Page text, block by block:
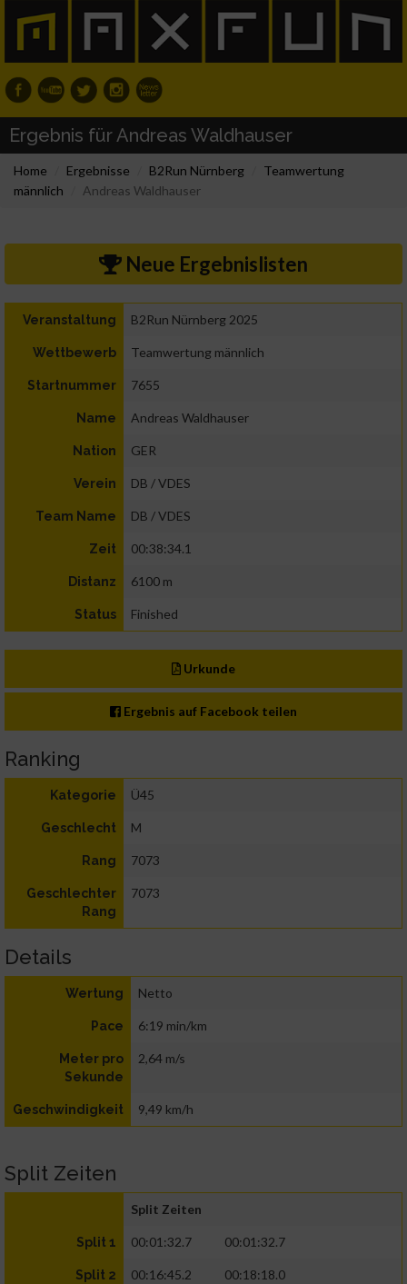
Ergebnis für Andreas Waldhauser
Home Ergebnisse B2Run Nürnberg
Teamwertung
männlich
Andreas Waldhauser
Neue Ergebnislisten
Veranstaltung B2Run Nürnberg 2025
Wettbewerb Teamwertung männlich
Startnummer 7655
Name Andreas Waldhauser
Nation GER
Verein DB / VDES
Team Name DB / VDES
Zeit 00:38:34.1
Distanz 6100 m
Status Finished
Urkunde
Ergebnis auf Facebook teilen
Ranking
Kategorie Ü45
Geschlecht M
Rang 7073
Geschlechter
Rang
7073
Details
Wertung Netto
Pace 6:19 min/km
Meter pro
Sekunde
2,64 m/s
Geschwindigkeit 9,49 km/h
Split Zeiten
Split Zeiten
Split 1 00:01:32.7 00:01:32.7
Split 2 00:16:45.2 00:18:18.0